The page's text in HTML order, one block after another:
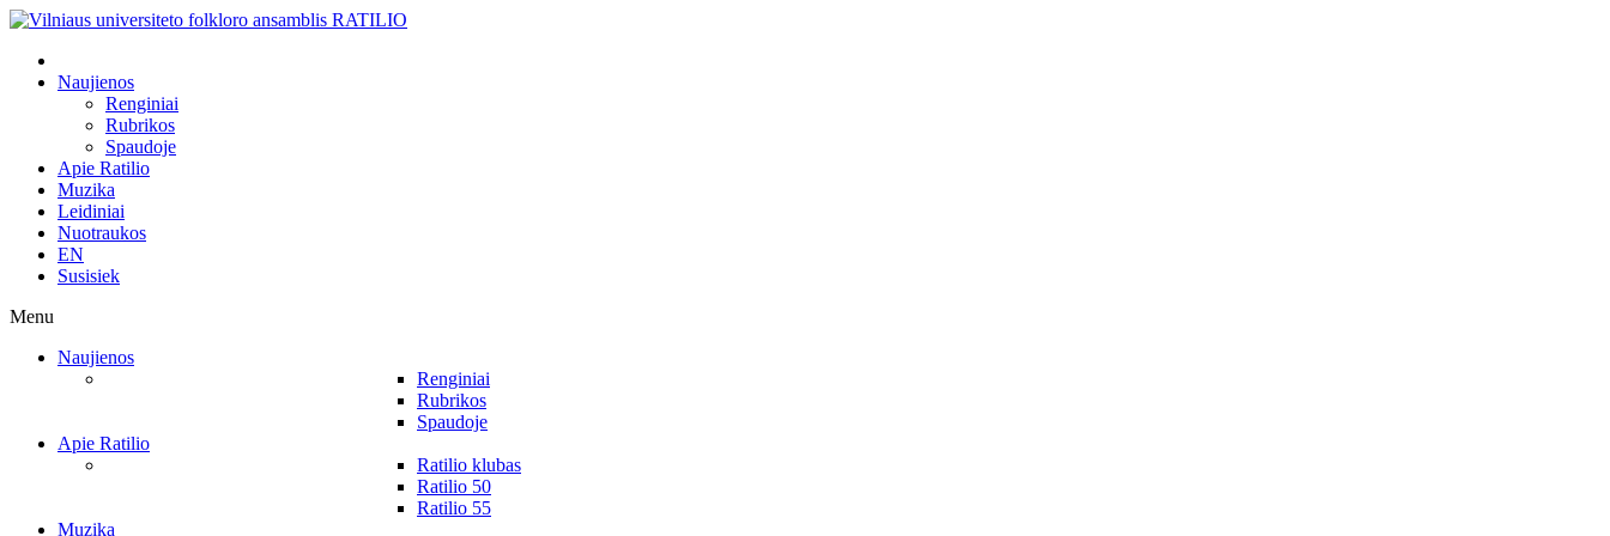
Naujienos
Renginiai
Rubrikos
Spaudoje
Apie Ratilio
Muzika
Leidiniai
Nuotraukos
EN
Susisiek
Menu
Naujienos
Renginiai
Rubrikos
Spaudoje
Apie Ratilio
Ratilio klubas
Ratilio 50
Ratilio 55
Muzika